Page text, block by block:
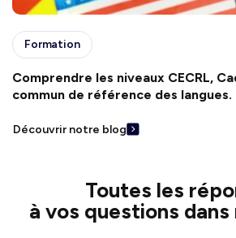
Formation
Comprendre les niveaux CECRL,
commun de référence des langues.
Découvrir notre blog
Toutes les
à vos questions